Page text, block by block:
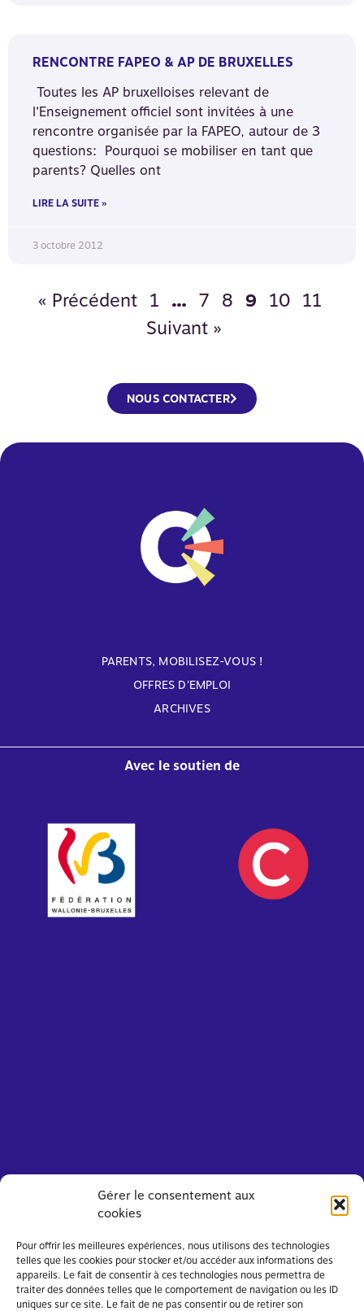
Gérer le consentement aux
cookies
Pour offrir les meilleures expériences, nous utilisons des technologies
telles que les cookies pour stocker et/ou accéder aux informations des
appareils. Le fait de consentir à ces technologies nous permettra de
traiter des données telles que le comportement de navigation ou les ID
uniques sur ce site. Le fait de ne pas consentir ou de retirer son
RENCONTRE FAPEO & AP DE BRUXELLES
Toutes les AP bruxelloises relevant de
l’Enseignement officiel sont invitées à une
rencontre organisée par la FAPEO, autour de 3
questions: Pourquoi se mobiliser en tant que
parents? Quelles ont
LIRE LA SUITE »
3 octobre 2012
« Précédent 1 … 7 8 9 10
11
Suivant »
NOUS CONTACTER
PARENTS, MOBILISEZ-VOUS !
OFFRES D'EMPLOI
ARCHIVES
Avec le soutien de